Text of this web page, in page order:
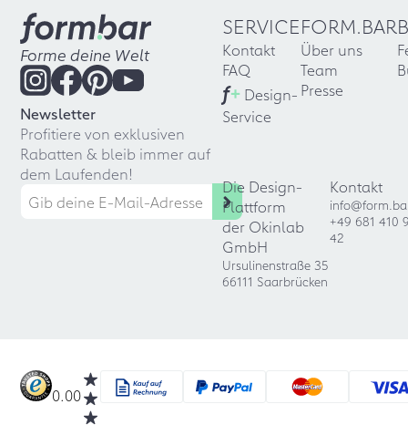
Forme deine Welt
Newsletter
Profitiere von exklusiven
Rabatten & bleib immer auf
dem Laufenden!
SERVICE
Kontakt
FAQ
f+ Design-
Service
FORM.BAR
Über uns
Team
Presse
Die Design-
Plattform
der Okinlab
GmbH
Ursulinenstraße 35
66111 Saarbrücken
Kontakt
+49 681 410
42
0.00